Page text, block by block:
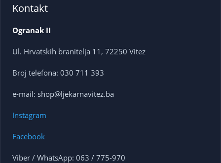
Kontakt
Ogranak II
Ul. Hrvatskih branitelja 11, 72250 Vitez
Broj telefona: 030 711 393
e-mail: shop@ljekarnavitez.ba
Instagram
Facebook
Viber / WhatsApp: 063 / 775-970